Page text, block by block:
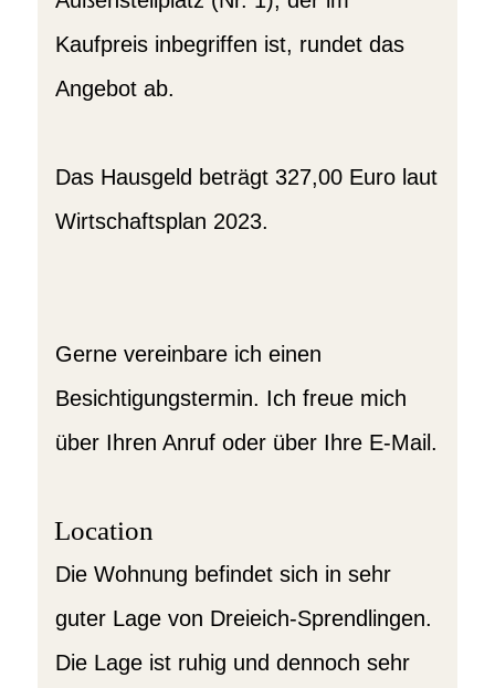
Kaufpreis inbegriffen ist, rundet das
Angebot ab.
Das Hausgeld beträgt 327,00 Euro laut
Wirtschaftsplan 2023.
Gerne vereinbare ich einen
Besichtigungstermin. Ich freue mich
über Ihren Anruf oder über Ihre E-Mail.
Location
Die Wohnung befindet sich in sehr
guter Lage von Dreieich-Sprendlingen.
Die Lage ist ruhig und dennoch sehr